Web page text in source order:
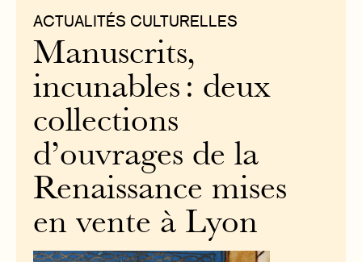
ACTUALITÉS CULTURELLES
Manuscrits,
incunables : deux
collections
d’ouvrages de la
Renaissance mises
en vente à Lyon